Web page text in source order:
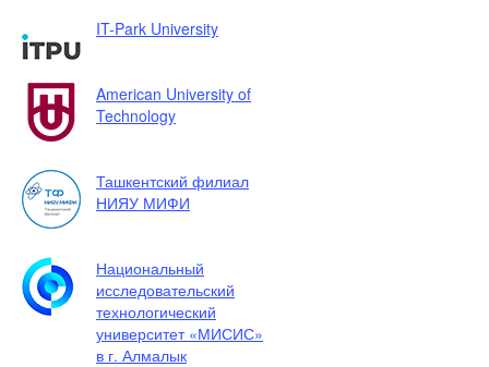
IT-Park University
American University of
Technology
Ташкентский филиал
НИЯУ МИФИ
Национальный
исследовательский
технологический
университет «МИСИС»
в г. Алмалык